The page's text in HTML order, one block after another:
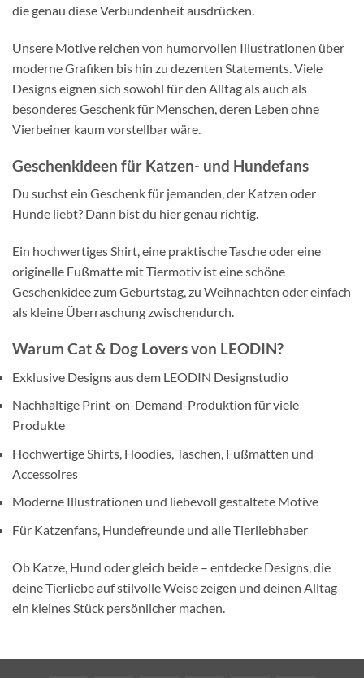
die genau diese Verbundenheit ausdrücken.
Unsere Motive reichen von humorvollen Illustrationen über
moderne Grafiken bis hin zu dezenten Statements. Viele
Designs eignen sich sowohl für den Alltag als auch als
besonderes Geschenk für Menschen, deren Leben ohne
Vierbeiner kaum vorstellbar wäre.
Geschenkideen für Katzen- und Hundefans
Du suchst ein Geschenk für jemanden, der Katzen oder
Hunde liebt? Dann bist du hier genau richtig.
Ein hochwertiges Shirt, eine praktische Tasche oder eine
originelle Fußmatte mit Tiermotiv ist eine schöne
Geschenkidee zum Geburtstag, zu Weihnachten oder einfach
als kleine Überraschung zwischendurch.
Warum Cat & Dog Lovers von LEODIN?
Exklusive Designs aus dem LEODIN Designstudio
Nachhaltige Print-on-Demand-Produktion für viele
Produkte
Hochwertige Shirts, Hoodies, Taschen, Fußmatten und
Accessoires
Moderne Illustrationen und liebevoll gestaltete Motive
Für Katzenfans, Hundefreunde und alle Tierliebhaber
Ob Katze, Hund oder gleich beide – entdecke Designs, die
deine Tierliebe auf stilvolle Weise zeigen und deinen Alltag
ein kleines Stück persönlicher machen.